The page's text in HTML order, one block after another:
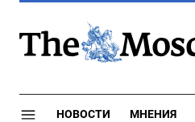
НОВОСТИ МНЕНИЯ